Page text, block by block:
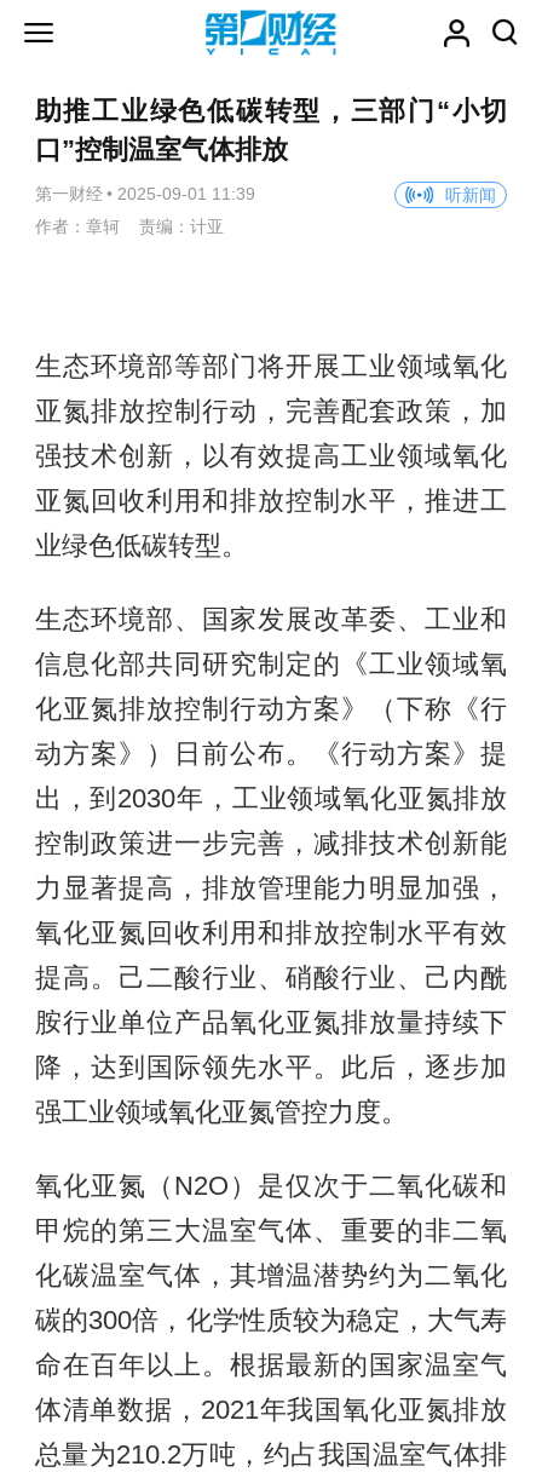
助推工业绿色低碳转型，三部门“小切
口”控制温室气体排放
第一财经 • 2025-09-01 11:39
听新闻
作者：章轲 责编：计亚
生态环境部等部门将开展工业领域氧化
亚氮排放控制行动，完善配套政策，加
强技术创新，以有效提高工业领域氧化
亚氮回收利用和排放控制水平，推进工
业绿色低碳转型。
生态环境部、国家发展改革委、工业和
信息化部共同研究制定的《工业领域氧
化亚氮排放控制行动方案》（下称《行
动方案》）日前公布。《行动方案》提
出，到2030年，工业领域氧化亚氮排放
控制政策进一步完善，减排技术创新能
力显著提高，排放管理能力明显加强，
氧化亚氮回收利用和排放控制水平有效
提高。己二酸行业、硝酸行业、己内酰
胺行业单位产品氧化亚氮排放量持续下
降，达到国际领先水平。此后，逐步加
强工业领域氧化亚氮管控力度。
氧化亚氮（N2O）是仅次于二氧化碳和
甲烷的第三大温室气体、重要的非二氧
化碳温室气体，其增温潜势约为二氧化
碳的300倍，化学性质较为稳定，大气寿
命在百年以上。根据最新的国家温室气
体清单数据，2021年我国氧化亚氮排放
总量为210.2万吨，约占我国温室气体排